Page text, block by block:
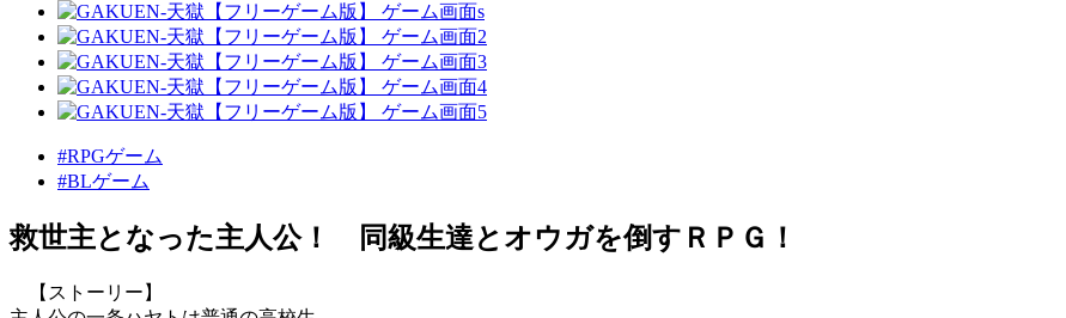
#RPGゲーム
#BLゲーム
救世主となった主人公！ 同級生達とオウガを倒すＲＰＧ！
【ストーリー】